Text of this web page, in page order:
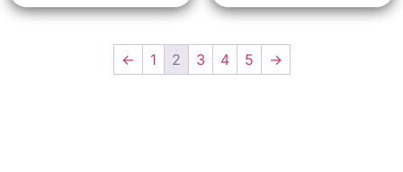
← 1 2 3 4 5 →